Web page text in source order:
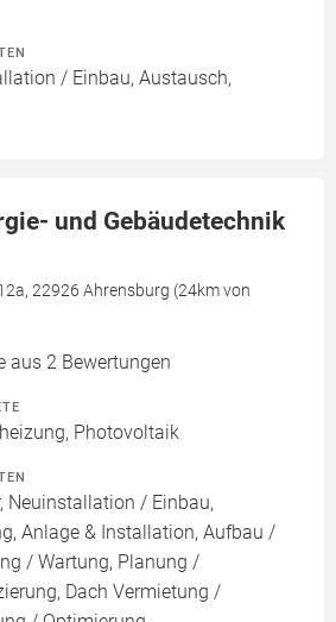
/ Einbau, Austausch,
und Gebäudetechnik
22926 Ahrensburg (24km von
aus 2 Bewertungen
Photovoltaik
Neuinstallation / Einbau,
Anlage & Installation, Aufbau /
/ Wartung, Planung /
Dach Vermietung /